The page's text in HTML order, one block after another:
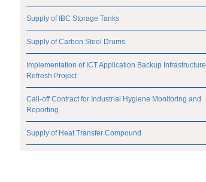
Supply of IBC Storage Tanks
Supply of Carbon Steel Drums
Implementation of ICT Application Backup Infrastructure
Refresh Project
Call-off Contract for Industrial Hygiene Monitoring and
Reporting
Supply of Heat Transfer Compound